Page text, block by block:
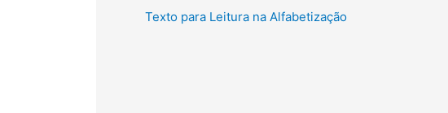
Texto para Leitura na Alfabetização